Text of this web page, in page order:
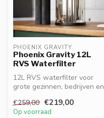
PHOENIX GRAVITY
Phoenix Gravity 12L
RVS Waterfilter
12L RVS waterfilter voor
grote gezinnen, bedrijven en
€259,00 €219,00
Op voorraad